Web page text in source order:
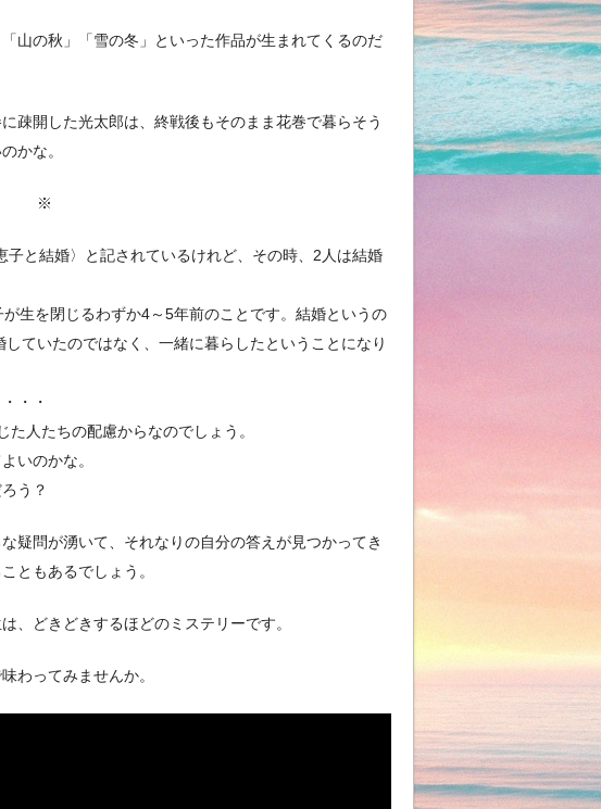
山の秋」「雪の冬」といった作品が生まれてくるのだ
疎開した光太郎は、終戦後もそのまま花巻で暮らそう
かな。
※
と結婚〉と記されているけれど、その時、2人は結婚
生を閉じるわずか4～5年前のことです。結婚というの
ていたのではなく、一緒に暮らしたということになり
・・
人たちの配慮からなのでしょう。
いのかな。
う？
疑問が湧いて、それなりの自分の答えが見つかってき
ともあるでしょう。
、どきどきするほどのミステリーです。
わってみませんか。